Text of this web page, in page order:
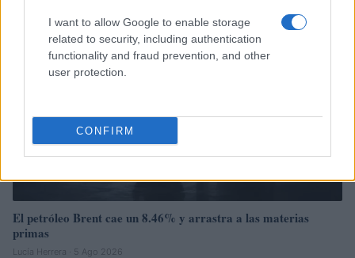
I want to allow Google to enable storage
related to security, including authentication
functionality and fraud prevention, and other
user protection.
CONFIRM
El petróleo Brent cae un 8.46% y arrastra a las materias
primas
Lucía Herrera · 5 Ago 2026